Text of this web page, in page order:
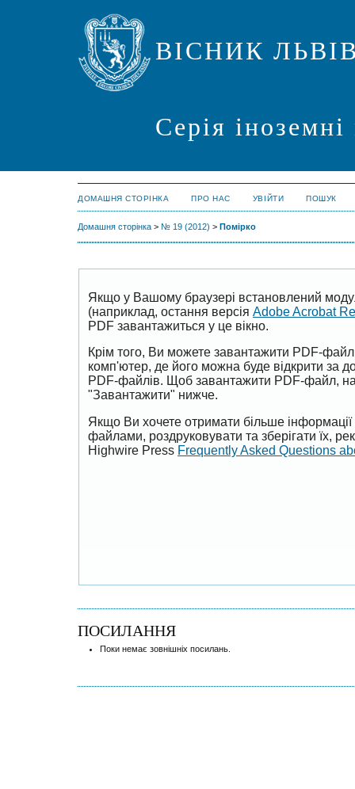
ВІСНИК
Серія
ДОМАШНЯ СТОРІНКА ПРО НАС УВІЙТИ ПОШУК
Домашня сторінка > № 19 (2012) > Помірко
Якщо у Вашому браузері встановлений
(наприклад, остання версія Adobe Acrobat
PDF завантажиться у це вікно.
Крім того, Ви можете завантажити PDF-
комп'ютер, де його можна буде відкрити за
PDF-файлів. Щоб завантажити PDF-файл,
"Завантажити" нижче.
Якщо Ви хочете отримати більше
файлами, роздруковувати та зберігати їх,
Highwire Press Frequently Asked Questions
ПОСИЛАННЯ
Поки немає зовнішніх посилань.